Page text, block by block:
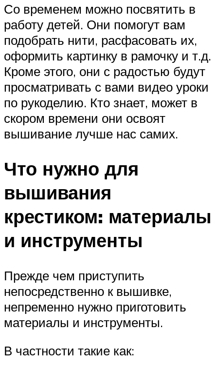
Со временем можно посвятить в
работу детей. Они помогут вам
подобрать нити, расфасовать их,
оформить картинку в рамочку и т.д.
Кроме этого, они с радостью будут
просматривать с вами видео уроки
по рукоделию. Кто знает, может в
скором времени они освоят
вышивание лучше нас самих.
Что нужно для
вышивания
крестиком: материалы
и инструменты
Прежде чем приступить
непосредственно к вышивке,
непременно нужно приготовить
материалы и инструменты.
В частности такие как: